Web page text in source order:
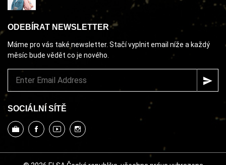
ODEBÍRAT NEWSLETTER
Máme pro vás také newsletter. Stačí vyplnit email níže a každý
měsíc bude vědět co je nového.
SOCIÁLNÍ SÍTĚ